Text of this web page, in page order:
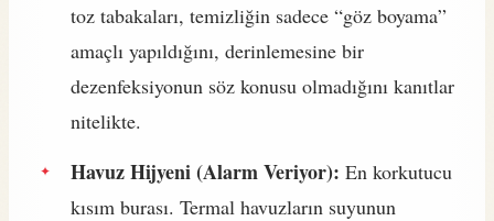
toz tabakaları, temizliğin sadece “göz boyama”
amaçlı yapıldığını, derinlemesine bir
dezenfeksiyonun söz konusu olmadığını kanıtlar
nitelikte.
Havuz Hijyeni (Alarm Veriyor): En korkutucu
kısım burası. Termal havuzların suyunun